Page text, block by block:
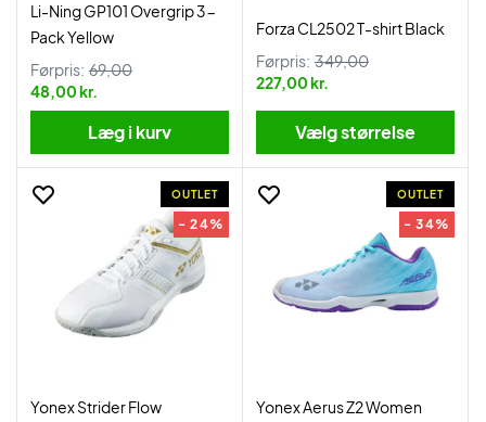
Li-Ning GP101 Overgrip 3-
Pack Yellow
Førpris: 69,00
48,00 kr.
Læg i kurv
Forza CL2502 T-shirt Black
Førpris: 349,00
227,00 kr.
Vælg størrelse
OUTLET
- 24%
Yonex Strider Flow
OUTLET
- 34%
Yonex Aerus Z2 Women